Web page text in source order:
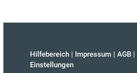
Hilfebereich | Impressum | AGB |
Einstellungen